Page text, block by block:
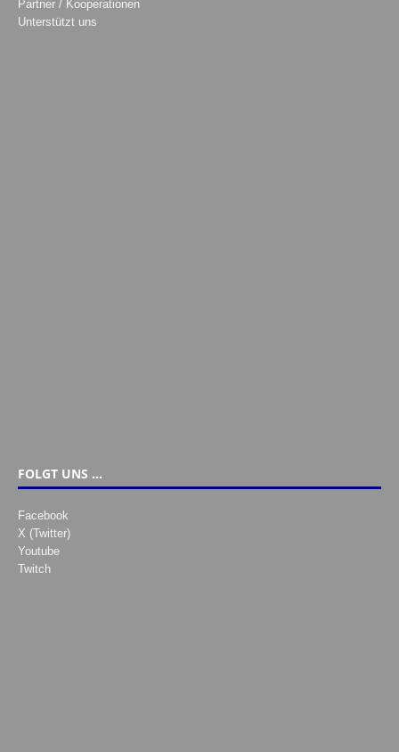
Partner / Kooperationen
Unterstützt uns
FOLGT UNS …
Facebook
X (Twitter)
Youtube
Twitch